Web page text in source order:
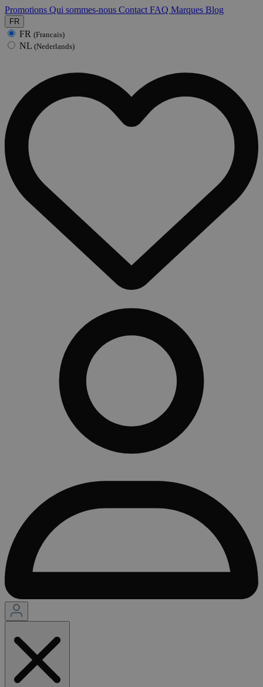
Promotions Qui sommes-nous Contact FAQ Marques Blog
FR
FR (Francais)
NL (Nederlands)